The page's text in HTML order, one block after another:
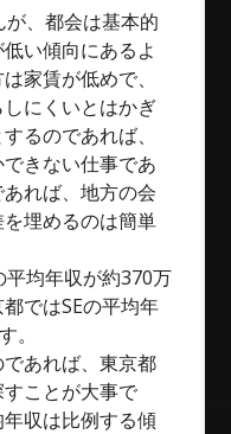
が、都会は基本的
い傾向にあるよ
家賃が低めで、
にくいとはかぎ
るのであれば、
きない仕事であ
れば、地方の会
埋めるのは簡単
平均年収が約370万
ではSEの平均年
。
あれば、東京都
ことが大事で
収は比例する傾